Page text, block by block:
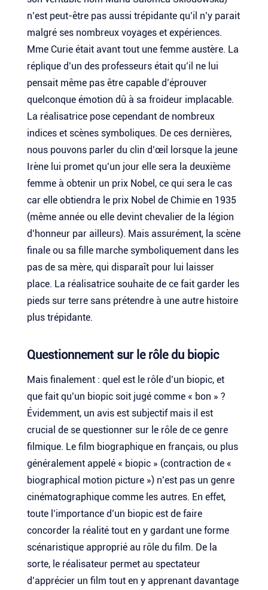
n’est peut-être pas aussi trépidante qu’il n’y parait
malgré ses nombreux voyages et expériences.
Mme Curie était avant tout une femme austère. La
réplique d’un des professeurs était qu’il ne lui
pensait même pas être capable d’éprouver
quelconque émotion dû à sa froideur implacable.
La réalisatrice pose cependant de nombreux
indices et scènes symboliques. De ces dernières,
nous pouvons parler du clin d’œil lorsque la jeune
Irène lui promet qu’un jour elle sera la deuxième
femme à obtenir un prix Nobel, ce qui sera le cas
car elle obtiendra le prix Nobel de Chimie en 1935
(même année ou elle devint chevalier de la légion
d’honneur par ailleurs). Mais assurément, la scène
finale ou sa fille marche symboliquement dans les
pas de sa mère, qui disparaît pour lui laisser
place. La réalisatrice souhaite de ce fait garder les
pieds sur terre sans prétendre à une autre histoire
plus trépidante.
Questionnement sur le rôle du biopic
Mais finalement : quel est le rôle d’un biopic, et
que fait qu’un biopic soit jugé comme « bon » ?
Évidemment, un avis est subjectif mais il est
crucial de se questionner sur le rôle de ce genre
filmique. Le film biographique en français, ou plus
généralement appelé « biopic » (contraction de «
biographical motion picture ») n’est pas un genre
cinématographique comme les autres. En effet,
toute l’importance d’un biopic est de faire
concorder la réalité tout en y gardant une forme
scénaristique approprié au rôle du film. De la
sorte, le réalisateur permet au spectateur
d’apprécier un film tout en y apprenant davantage